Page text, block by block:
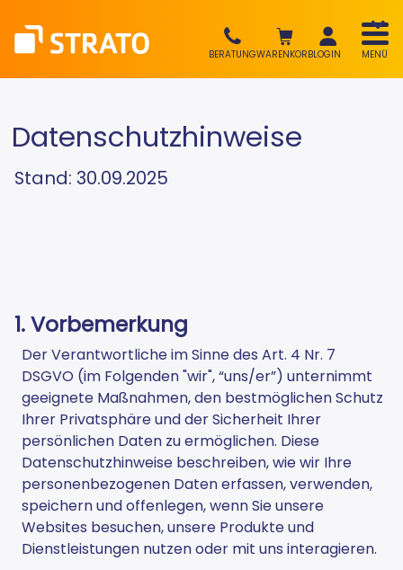
BERATUNGWARENKORBLOGIN MENÜ
Datenschutzhinweise
Stand: 30.09.2025
1. Vorbemerkung
Der Verantwortliche im Sinne des Art. 4 Nr. 7
DSGVO (im Folgenden "wir", “uns/er”) unternimmt
geeignete Maßnahmen, den bestmöglichen Schutz
Ihrer Privatsphäre und der Sicherheit Ihrer
persönlichen Daten zu ermöglichen. Diese
Datenschutzhinweise beschreiben, wie wir Ihre
personenbezogenen Daten erfassen, verwenden,
speichern und offenlegen, wenn Sie unsere
Websites besuchen, unsere Produkte und
Dienstleistungen nutzen oder mit uns interagieren.